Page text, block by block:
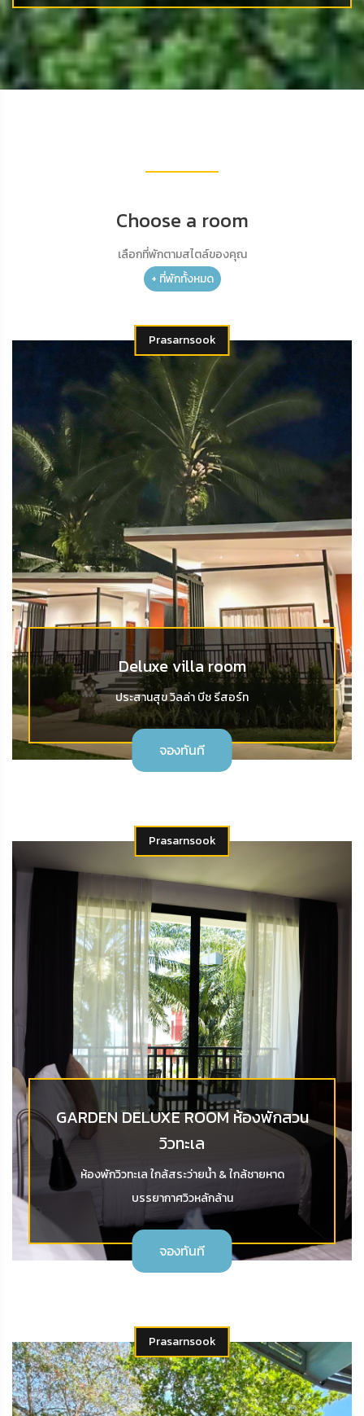
Choose a room
เลือกที่พักตามสไตล์ของคุณ
+ ที่พักทั้งหมด
Prasarnsook
Deluxe villa room
ประสานสุข วิลล่า บีช รีสอร์ท
จองทันที
Prasarnsook
GARDEN DELUXE ROOM ห้องพักสวน
วิวทะเล
ห้องพักวิวทะเล ใกล้สระว่ายน้ำ & ใกล้ชายหาด
บรรยากาศวิวหลักล้าน
จองทันที
Prasarnsook